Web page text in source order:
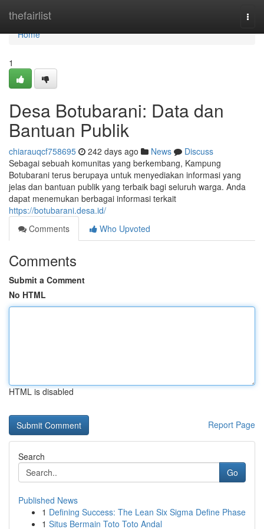
thefairlist
Home
Home
1
Desa Botubarani: Data dan
Bantuan Publik
chiarauqcf758695 242 days ago News
Discuss
Sebagai sebuah komunitas yang berkembang, Kampung
Botubarani terus berupaya untuk menyediakan informasi yang
jelas dan bantuan publik yang terbaik bagi seluruh warga. Anda
dapat menemukan berbagai informasi terkait
https://botubarani.desa.id/
Comments
Who Upvoted
Comments
Submit a Comment
No HTML
HTML is disabled
Report Page
Search
Go
Published News
1 Defining Success: The Lean Six Sigma Define Phase
1 Situs Bermain Toto Toto Andal